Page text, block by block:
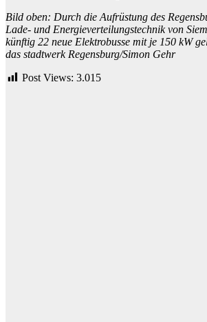
Bild oben: Durch die Aufrüstung des
Lade- und Energieverteilungstechnik von
künftig 22 neue Elektrobusse mit je 150 kW
das stadtwerk Regensburg/Simon Gehr
Post Views: 3.015